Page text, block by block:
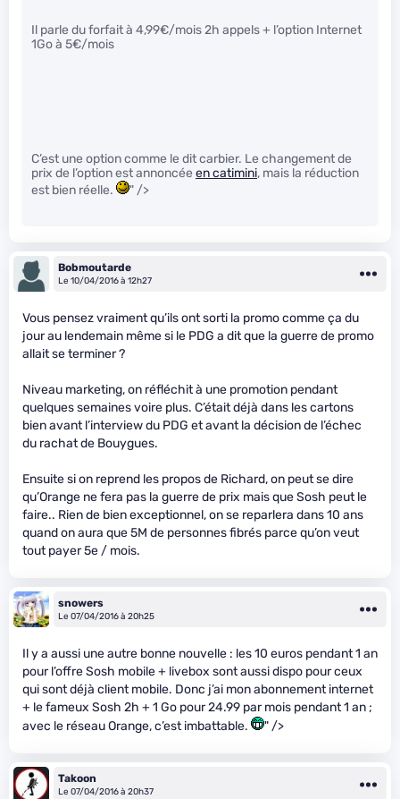
Il parle du forfait à 4,99€/mois 2h appels + l’option Internet
1Go à 5€/mois
C’est une option comme le dit carbier. Le changement de
prix de l’option est annoncée en catimini, mais la réduction
est bien réelle.
" />
Bobmoutarde
Le 10/04/2016 à 12h27
Vous pensez vraiment qu’ils ont sorti la promo comme ça du
jour au lendemain même si le PDG a dit que la guerre de promo
allait se terminer ?
Niveau marketing, on réfléchit à une promotion pendant
quelques semaines voire plus. C’était déjà dans les cartons
bien avant l’interview du PDG et avant la décision de l’échec
du rachat de Bouygues.
Ensuite si on reprend les propos de Richard, on peut se dire
qu’Orange ne fera pas la guerre de prix mais que Sosh peut le
faire.. Rien de bien exceptionnel, on se reparlera dans 10 ans
quand on aura que 5M de personnes fibrés parce qu’on veut
tout payer 5e / mois.
snowers
Le 07/04/2016 à 20h25
Il y a aussi une autre bonne nouvelle : les 10 euros pendant 1 an
pour l’offre Sosh mobile + livebox sont aussi dispo pour ceux
qui sont déjà client mobile. Donc j’ai mon abonnement internet
+ le fameux Sosh 2h + 1 Go pour 24.99 par mois pendant 1 an ;
avec le réseau Orange, c’est imbattable.
" />
Takoon
Le 07/04/2016 à 20h37